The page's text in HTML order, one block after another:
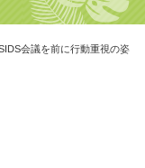
会議を前に行動重視の姿